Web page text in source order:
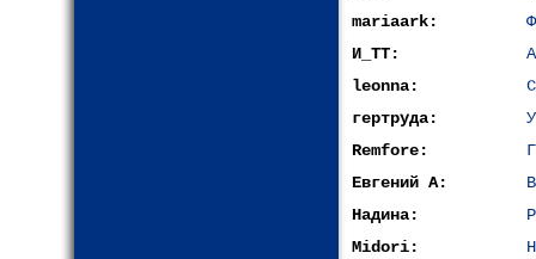
mariaark:
И_ТТ:
leonna:
гертруда:
Remfore:
Евгений А:
Надина:
Midori: